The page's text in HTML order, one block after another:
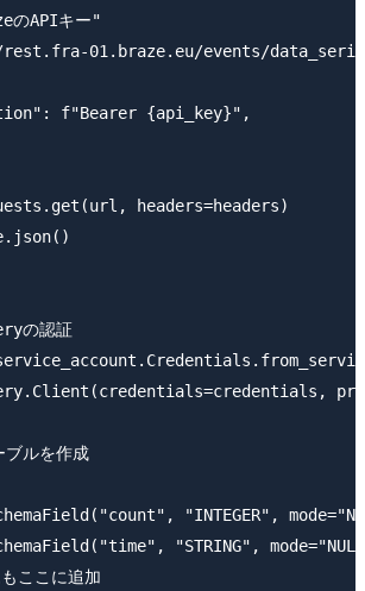
のAPIキー"
01.braze.eu/events/
f"Bearer {api_key}",
headers=headers)
の認証
ルを作成
"INTEGER",
"STRING",
ここに追加